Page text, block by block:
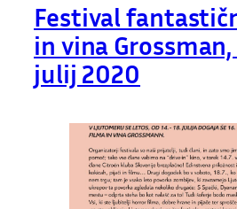
Festival
in vina Grossman,
julij 2020